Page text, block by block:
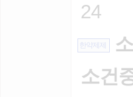
24
한약제제
소건